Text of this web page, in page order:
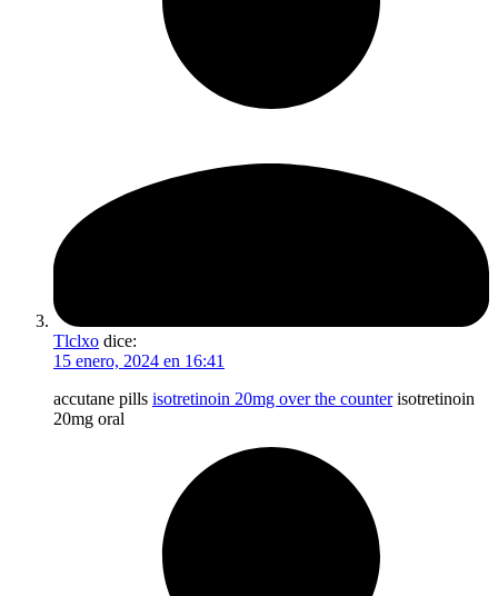
Tlclxo dice:
15 enero, 2024 en 16:41
accutane pills isotretinoin 20mg over the counterisotretinoin
20mg oral